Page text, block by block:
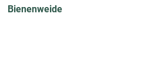
Bienenweide